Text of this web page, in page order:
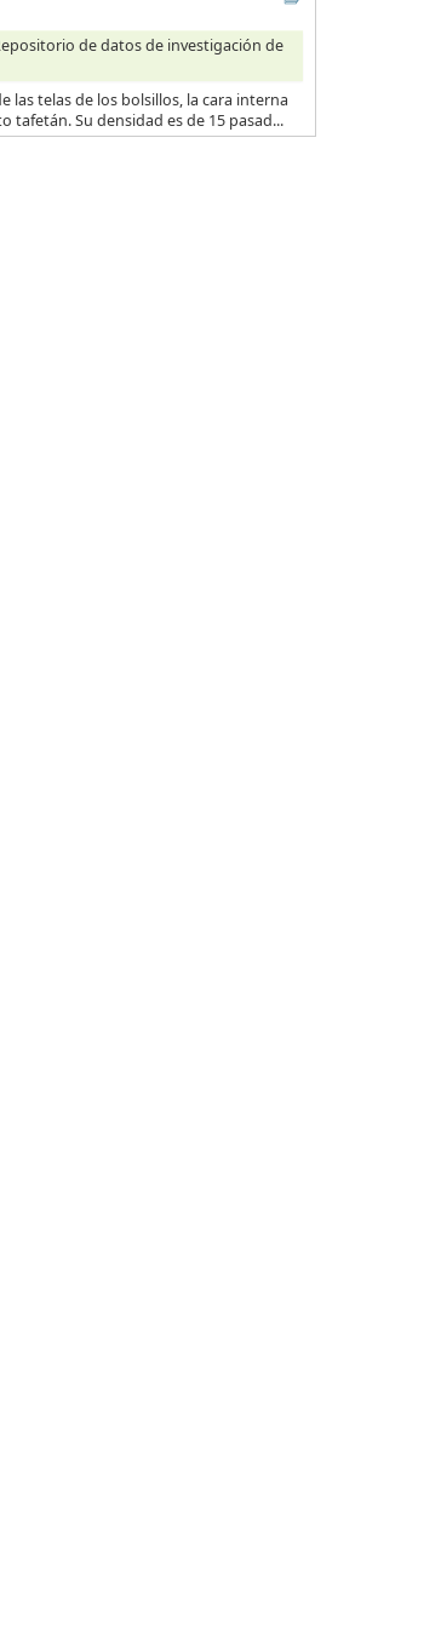
de datos de investigación de
las telas de los bolsillos, la cara interna
Su densidad es de 15 pasad...